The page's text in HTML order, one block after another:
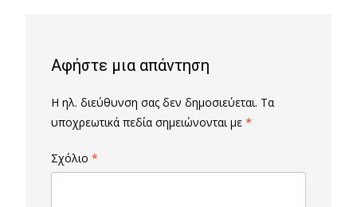
Αφήστε μια απάντηση
Η ηλ. διεύθυνση σας δεν δημοσιεύεται. Τα
υποχρεωτικά πεδία σημειώνονται με *
Σχόλιο *